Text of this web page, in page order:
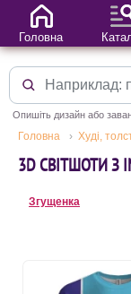
Опишіть дизайн або
Головна Худі,
3D СВІТШОТИ З
Згущенка
Головна